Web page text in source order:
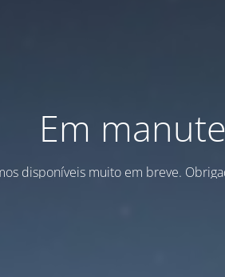
Em
disponíveis muito em breve.